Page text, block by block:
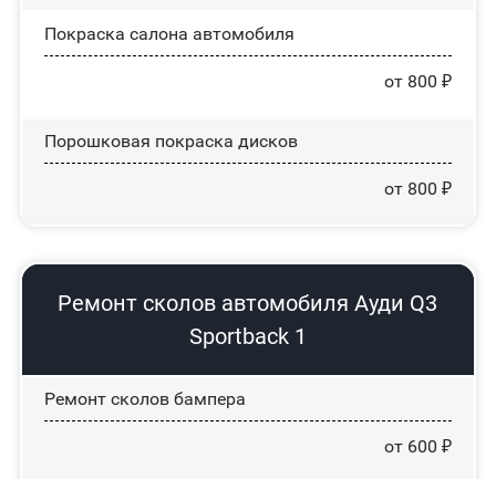
Покраска салона автомобиля
от 800 ₽
Порошковая покраска дисков
от 800 ₽
Ремонт сколов автомобиля Ауди Q3
Sportback 1
Ремонт сколов бампера
от 600 ₽